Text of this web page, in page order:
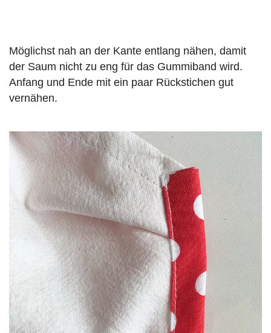
Möglichst nah an der Kante entlang nähen, damit
der Saum nicht zu eng für das Gummiband wird.
Anfang und Ende mit ein paar Rückstichen gut
vernähen.